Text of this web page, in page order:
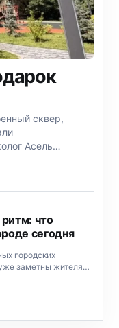
сквер,
Асель
что
сегодня
городских
заметны жителям